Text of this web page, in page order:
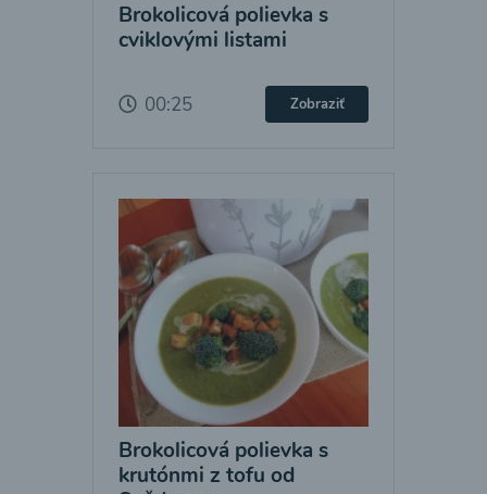
Brokolicová polievka s
cviklovými listami
00:25 Zobraziť
Brokolicová polievka s
krutónmi z tofu od